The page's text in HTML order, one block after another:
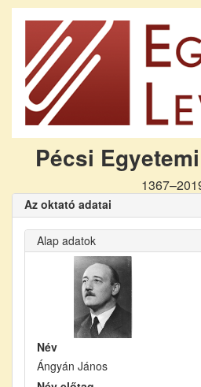
Pécsi
Az oktató adatai
Alap adatok
Név
Ángyán János